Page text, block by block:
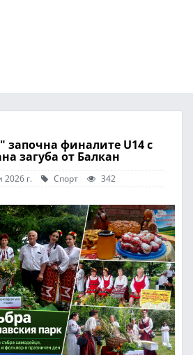
започна финалите U14 с
загуба от Балкан
г. Спорт 342